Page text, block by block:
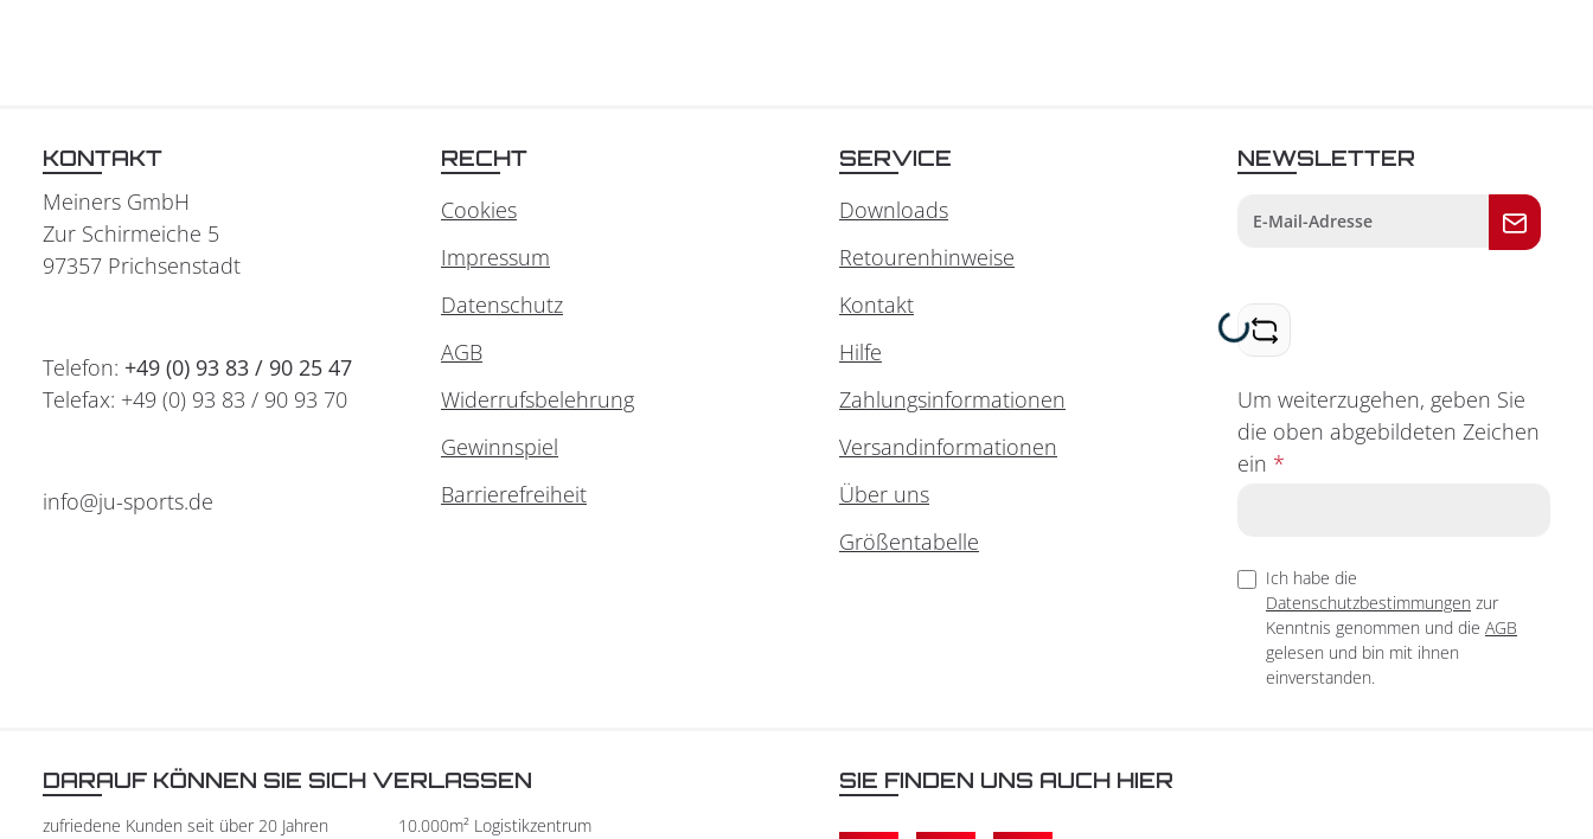
KONTAKT
Meiners GmbH
Zur Schirmeiche 5
97357 Prichsenstadt
Telefon: +49 (0) 93 83 / 90 25 47
Telefax: +49 (0) 93 83 / 90 93 70
info@ju-sports.de
RECHT
Cookies
Impressum
Datenschutz
AGB
Widerrufsbelehrung
Gewinnspiel
Barrierefreiheit
SERVICE
Downloads
Retourenhinweise
Kontakt
Hilfe
Zahlungsinformationen
Versandinformationen
Über uns
Größentabelle
NEWSLETTER
Loading...
Um weiterzugehen, geben Sie
die oben abgebildeten Zeichen
ein *
Ich habe die
Datenschutzbestimmungen zur
Kenntnis genommen und die AGB
gelesen und bin mit ihnen
einverstanden.
DARAUF KÖNNEN SIE SICH VERLASSEN
zufriedene Kunden seit über 20 Jahren
10.000m² Logistikzentrum
SIE FINDEN UNS AUCH HIER